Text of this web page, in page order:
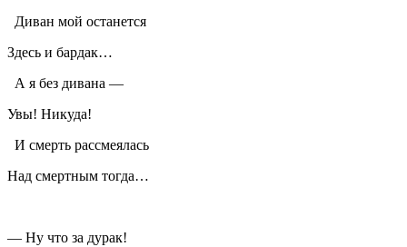
Диван мой останется
Здесь и бардак…
А я без дивана —
Увы! Никуда!
И смерть рассмеялась
Над смертным тогда…
— Ну что за дурак!